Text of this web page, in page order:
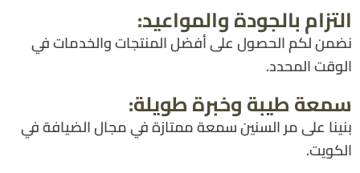
التزام بالجودة والمواعيد:
نضمن لكم الحصول على أفضل المنتجات والخدمات في
الوقت المحدد.
سمعة طيبة وخبرة طويلة:
بنينا على مر السنين سمعة ممتازة في مجال الضيافة في
الكويت.